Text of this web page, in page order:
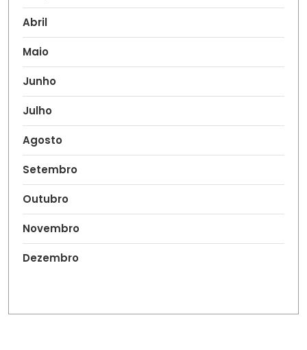
Abril
Maio
Junho
Julho
Agosto
Setembro
Outubro
Novembro
Dezembro